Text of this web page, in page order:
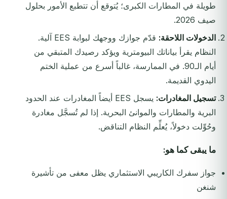
طويلة في المطارات الكبرى؛ يُتوقع أن تتطبع الأمور بحلول
صيف 2026.
الدخولات اللاحقة:
قدّم جوازك ووجهك لبوابة EES آلية.
النظام يقرأ بياناتك البيومترية ويؤكد رصيدك المتبقي من
أيام الـ90. في الممارسة، غالباً أسرع من عملية الختم
اليدوي القديمة.
تسجيل المغادرات:
يسجل EES أيضاً المغادرات عند الحدود
البرية والمطارات والموانئ البحرية. إذا لم تُسجَّل مغادرة
وحُوِّلت دخولاً، يُعلِّم النظام التناقض.
ما يبقى كما هو:
جواز سفرك الكاريبي الاستثماري يظل معفى من تأشيرة
شنغن